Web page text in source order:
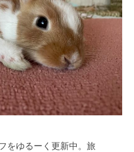
をゆるーく更新中。旅